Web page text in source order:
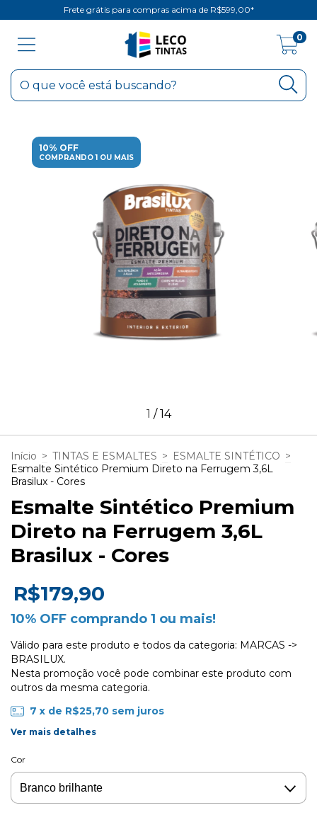
Frete grátis para compras acima de R$599,00*
0
10% OFF
COMPRANDO 1 OU MAIS
1 /14
Início > TINTAS E ESMALTES > ESMALTE SINTÉTICO >
Esmalte Sintético Premium Direto na Ferrugem 3,6L
Brasilux - Cores
Esmalte Sintético Premium
Direto na Ferrugem 3,6L
Brasilux - Cores
R$179,90
10% OFF comprando 1 ou mais!
Válido para este produto e todos da categoria: MARCAS ->
BRASILUX.
Nesta promoção você pode combinar este produto com
outros da mesma categoria.
7 x de R$25,70 sem juros
Ver mais detalhes
Cor